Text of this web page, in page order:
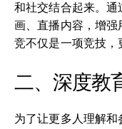
和社交结合起来。
画、直播内容，增
竞不仅是一项竞技，
二、深度教
为了让更多人理解